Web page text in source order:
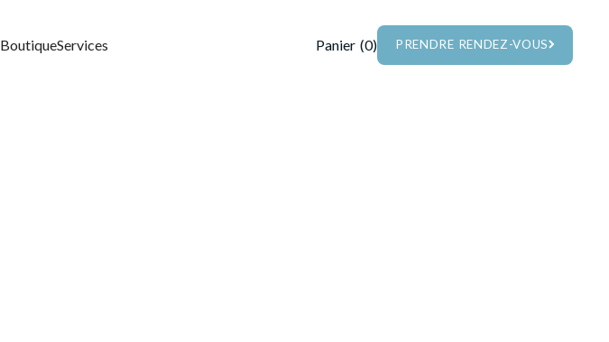
BoutiqueServices Panier (0)
PRENDRE RENDEZ-VOUS